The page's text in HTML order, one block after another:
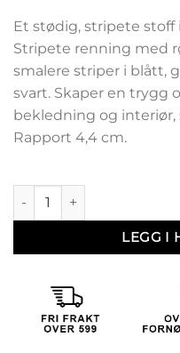
Et stødig, stripete stoff
Stripete renning med
smalere striper i blått,
svart. Skaper en trygg
bekledning og interiør,
Rapport 4,4 cm.
Kari 66 (Husflid 66) antall
LEGG I